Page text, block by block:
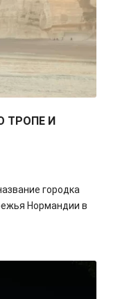
ТРОПЕ И
городка
Нормандии в